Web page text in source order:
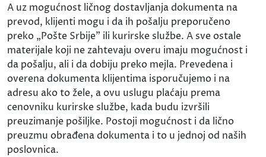
A uz mogućnost ličnog dostavljanja dokumenta na
prevod, klijenti mogu i da ih pošalju preporučeno
preko „Pošte Srbije" ili kurirske službe. A sve ostale
materijale koji ne zahtevaju overu imaju mogućnost i
da pošalju, ali i da dobiju preko mejla. Prevedena i
overena dokumenta klijentima isporučujemo i na
adresu ako to žele, a ovu uslugu plaćaju prema
cenovniku kurirske službe, kada budu izvršili
preuzimanje pošiljke. Postoji mogućnost i da lično
preuzmu obrađena dokumenta i to u jednoj od naših
poslovnica.